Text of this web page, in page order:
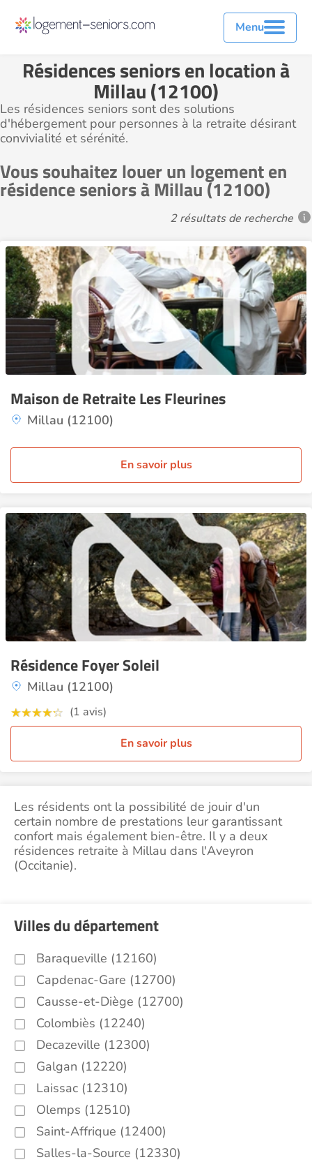
Menu
Résidences seniors en location à
Millau (12100)
Les résidences seniors sont des solutions
d'hébergement pour personnes à la retraite désirant
convivialité et sérénité.
Vous souhaitez louer un logement en
résidence seniors à Millau (12100)
2 résultats de recherche
Maison de Retraite Les Fleurines
Millau (12100)
En savoir plus
Résidence Foyer Soleil
Millau (12100)
(1 avis)
En savoir plus
Les résidents ont la possibilité de jouir d'un
certain nombre de prestations leur garantissant
confort mais également bien-être. Il y a deux
résidences retraite à Millau dans l'Aveyron
(Occitanie).
Villes du département
Baraqueville (12160)
Capdenac-Gare (12700)
Causse-et-Diège (12700)
Colombiès (12240)
Decazeville (12300)
Galgan (12220)
Laissac (12310)
Olemps (12510)
Saint-Affrique (12400)
Salles-la-Source (12330)